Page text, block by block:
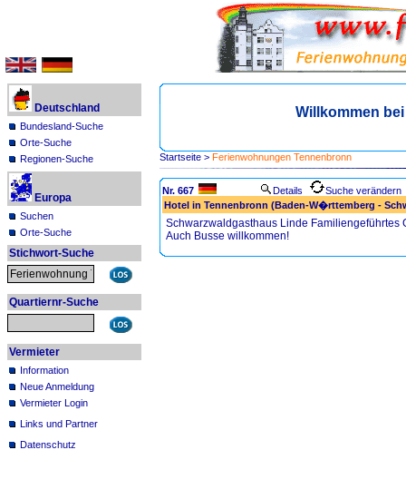
Deutschland
Bundesland-Suche
Orte-Suche
Regionen-Suche
Europa
Suchen
Orte-Suche
Stichwort-Suche
Quartiernr-Suche
Vermieter
Information
Neue Anmeldung
Vermieter Login
Links und Partner
Datenschutz
Willkommen
Startseite > Ferienwohnungen Tennenbronn
Nr. 667 Details
Suche verändern
Hotel in Tennenbronn (Baden-W�rttemberg -
Schwarzwaldgasthaus Linde Familiengeführtes
Auch Busse willkommen!